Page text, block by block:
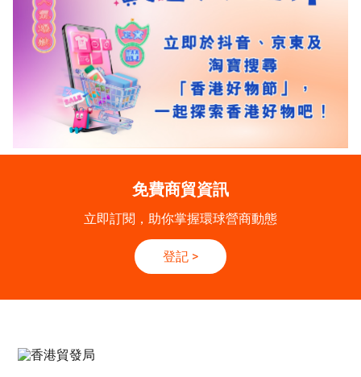
免費商貿資訊
立即訂閱，助你掌握環球營商動態
登記 >